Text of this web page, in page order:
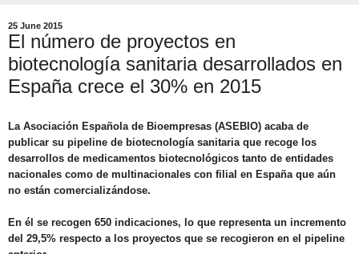
25 June 2015
El número de proyectos en
biotecnología sanitaria desarrollados en
España crece el 30% en 2015
La Asociación Española de Bioempresas (ASEBIO) acaba de
publicar su pipeline de biotecnología sanitaria que recoge los
desarrollos de medicamentos biotecnológicos tanto de entidades
nacionales como de multinacionales con filial en España que aún
no están comercializándose.
En él se recogen 650 indicaciones, lo que representa un incremento
del 29,5% respecto a los proyectos que se recogieron en el pipeline